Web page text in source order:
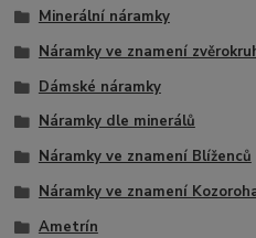
Minerální náramky
Náramky ve znamení
Dámské náramky
Náramky dle minerálů
Náramky ve znamení Blíženců
Náramky ve znamení
Ametrín